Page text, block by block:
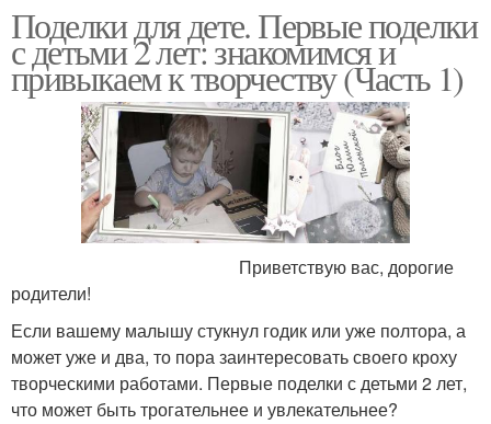
Поделки для дете. Первые поделки
с детьми 2 лет: знакомимся и
привыкаем к творчеству (Часть 1)
Приветствую вас, дорогие
родители!
Если вашему малышу стукнул годик или уже полтора, а
может уже и два, то пора заинтересовать своего кроху
творческими работами. Первые поделки с детьми 2 лет,
что может быть трогательнее и увлекательнее?